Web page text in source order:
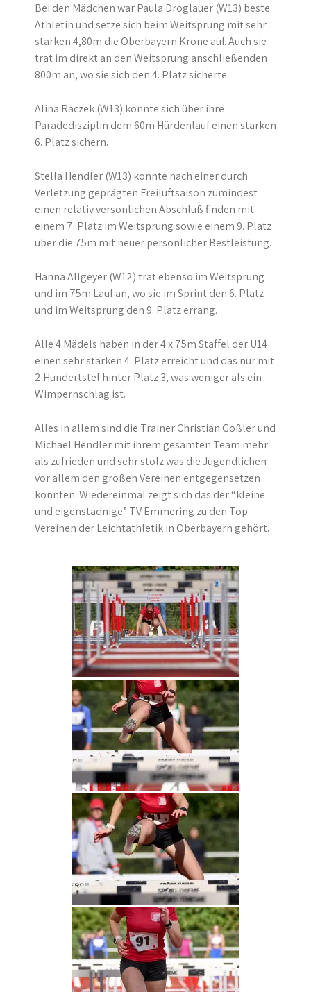
Bei den Mädchen war Paula Droglauer (W13) beste
Athletin und setze sich beim Weitsprung mit sehr
starken 4,80m die Oberbayern Krone auf. Auch sie
trat im direkt an den Weitsprung anschließenden
800m an, wo sie sich den 4. Platz sicherte.
Alina Raczek (W13) konnte sich über ihre
Paradedisziplin dem 60m Hürdenlauf einen starken
6. Platz sichern.
Stella Hendler (W13) konnte nach einer durch
Verletzung geprägten Freiluftsaison zumindest
einen relativ versönlichen Abschluß finden mit
einem 7. Platz im Weitsprung sowie einem 9. Platz
über die 75m mit neuer persönlicher Bestleistung.
Hanna Allgeyer (W12) trat ebenso im Weitsprung
und im 75m Lauf an, wo sie im Sprint den 6. Platz
und im Weitsprung den 9. Platz errang.
Alle 4 Mädels haben in der 4 x 75m Staffel der U14
einen sehr starken 4. Platz erreicht und das nur mit
2 Hundertstel hinter Platz 3, was weniger als ein
Wimpernschlag ist.
Alles in allem sind die Trainer Christian Goßler und
Michael Hendler mit ihrem gesamten Team mehr
als zufrieden und sehr stolz was die Jugendlichen
vor allem den großen Vereinen entgegensetzen
konnten. Wiedereinmal zeigt sich das der “kleine
und eigenstädnige” TV Emmering zu den Top
Vereinen der Leichtathletik in Oberbayern gehört.